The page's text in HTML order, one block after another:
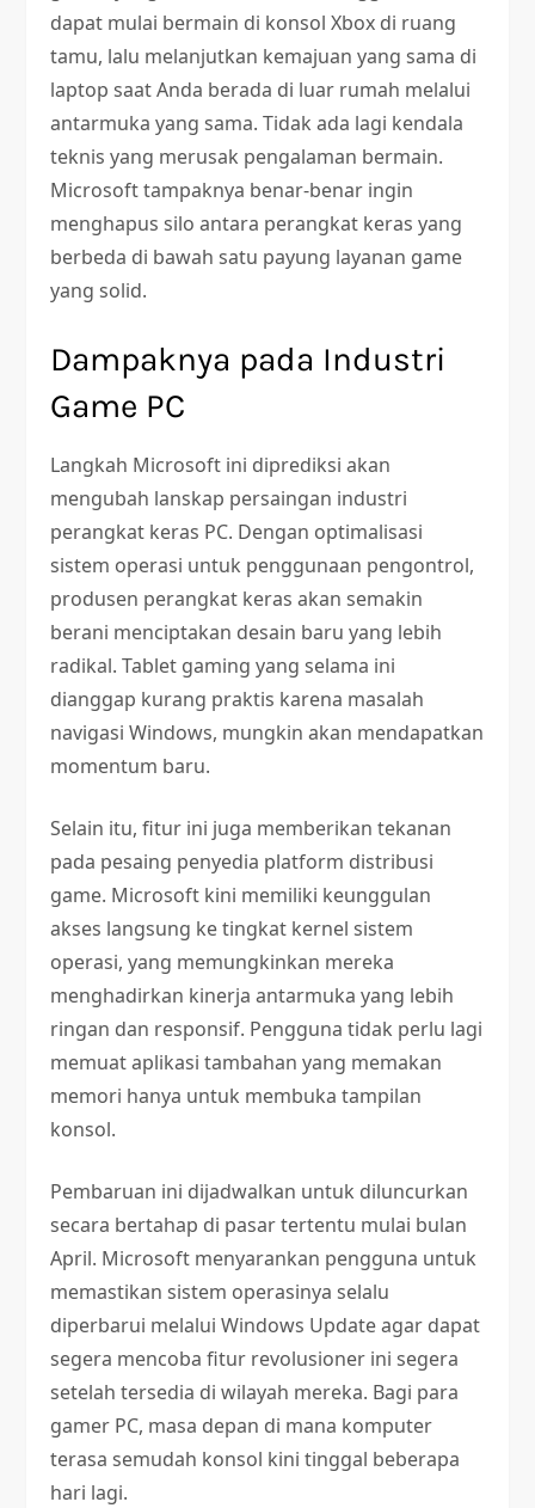
dapat mulai bermain di konsol Xbox di ruang
tamu, lalu melanjutkan kemajuan yang sama di
laptop saat Anda berada di luar rumah melalui
antarmuka yang sama. Tidak ada lagi kendala
teknis yang merusak pengalaman bermain.
Microsoft tampaknya benar-benar ingin
menghapus silo antara perangkat keras yang
berbeda di bawah satu payung layanan game
yang solid.
Dampaknya pada Industri
Game PC
Langkah Microsoft ini diprediksi akan
mengubah lanskap persaingan industri
perangkat keras PC. Dengan optimalisasi
sistem operasi untuk penggunaan pengontrol,
produsen perangkat keras akan semakin
berani menciptakan desain baru yang lebih
radikal. Tablet gaming yang selama ini
dianggap kurang praktis karena masalah
navigasi Windows, mungkin akan mendapatkan
momentum baru.
Selain itu, fitur ini juga memberikan tekanan
pada pesaing penyedia platform distribusi
game. Microsoft kini memiliki keunggulan
akses langsung ke tingkat kernel sistem
operasi, yang memungkinkan mereka
menghadirkan kinerja antarmuka yang lebih
ringan dan responsif. Pengguna tidak perlu lagi
memuat aplikasi tambahan yang memakan
memori hanya untuk membuka tampilan
konsol.
Pembaruan ini dijadwalkan untuk diluncurkan
secara bertahap di pasar tertentu mulai bulan
April. Microsoft menyarankan pengguna untuk
memastikan sistem operasinya selalu
diperbarui melalui Windows Update agar dapat
segera mencoba fitur revolusioner ini segera
setelah tersedia di wilayah mereka. Bagi para
gamer PC, masa depan di mana komputer
terasa semudah konsol kini tinggal beberapa
hari lagi.